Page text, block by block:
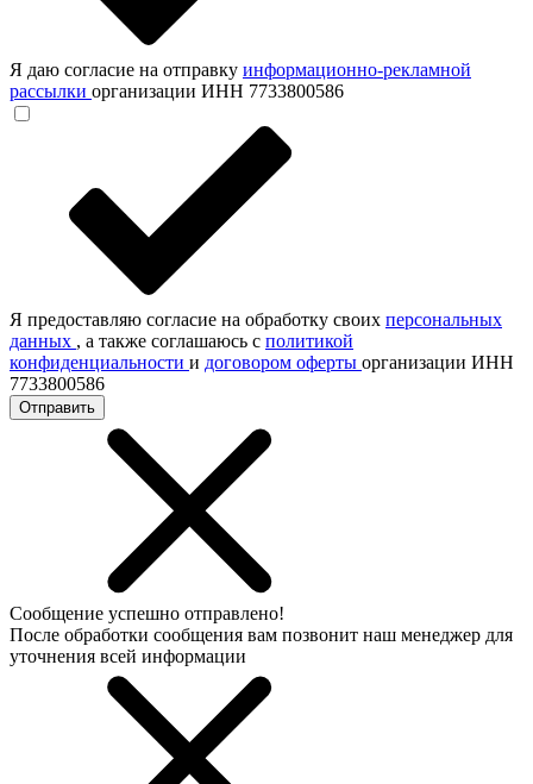
Я даю согласие на отправку информационно-рекламной
рассылки организации ИНН 7733800586
Я предоставляю согласие на обработку своих персональных
данных , а также соглашаюсь с политикой
конфиденциальности и договором оферты организации ИНН
7733800586
Отправить
Сообщение успешно отправлено!
После обработки сообщения вам позвонит наш менеджер для
уточнения всей информации